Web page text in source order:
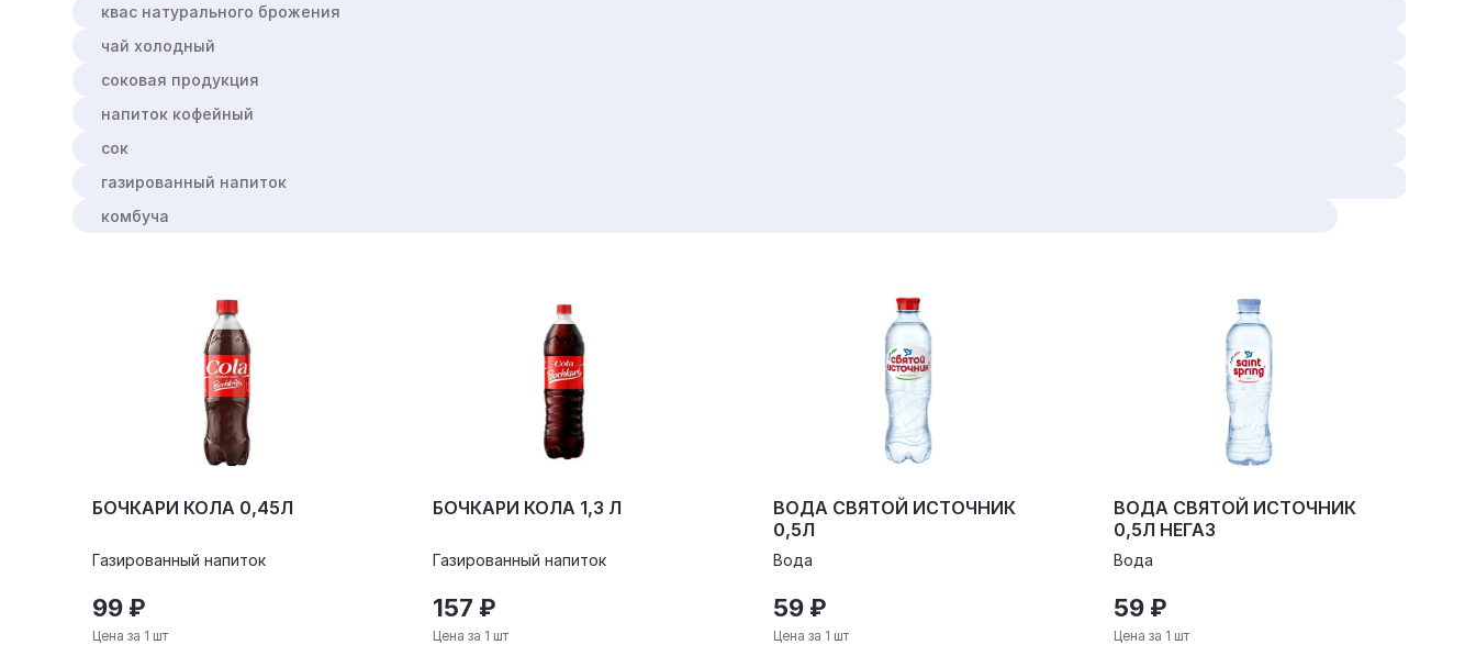
квас натурального брожения
чай холодный
соковая продукция
напиток кофейный
сок
газированный напиток
комбуча
БОЧКАРИ КОЛА 0,45Л
Газированный напиток
99 ₽
Цена за 1 шт
БОЧКАРИ КОЛА 1,3 Л
Газированный напиток
157 ₽
Цена за 1 шт
ВОДА СВЯТОЙ ИСТОЧНИК
0,5Л
Вода
59 ₽
Цена за 1 шт
ВОДА СВЯТОЙ ИСТОЧНИК
0,5Л НЕГАЗ
Вода
59 ₽
Цена за 1 шт